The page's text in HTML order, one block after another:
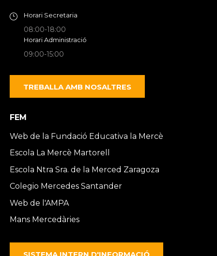
Horari Secretaria
08:00-18:00
Horari Administració
09:00-15:00
TREBALLA AMB NOSALTRES
FEM
Web de la Fundació Educativa la Mercè
Escola La Mercè Martorell
Escola Ntra Sra. de la Merced Zaragoza
Colegio Mercedes Santander
Web de l'AMPA
Mans Mercedàries